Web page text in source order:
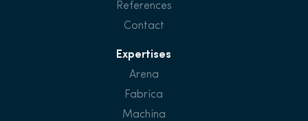
References
Contact
Expertises
Arena
Fabrica
Machina